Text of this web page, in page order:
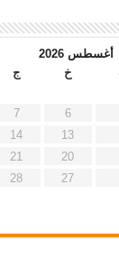
أغسطس 2026
خ ج
6
7
13
14
20
21
27
28